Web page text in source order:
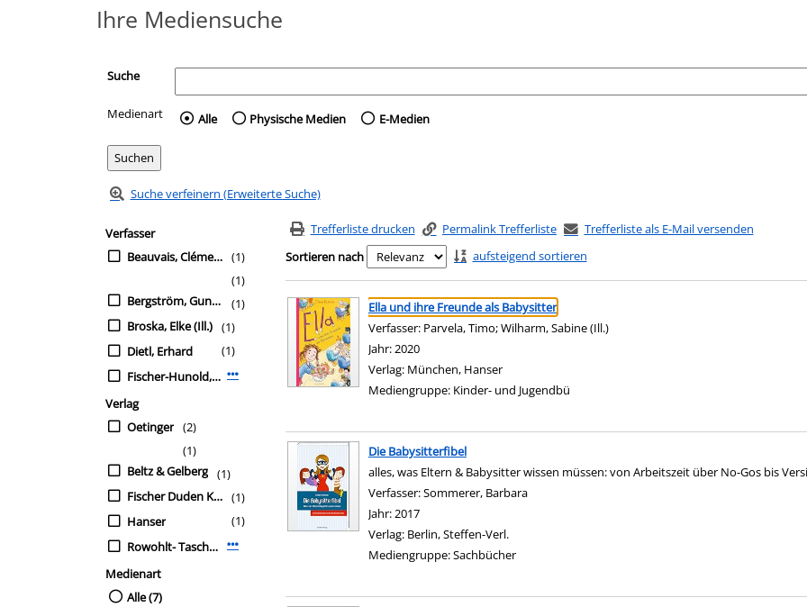
Ihre Mediensuche
Suche
Medienart Wählen Sie die Medienart nach der Sie suchen wollen.
Alle Physische Medien E-Medien
Suche verfeinern (Erweiterte Suche)
Suchfilter
Zur Trefferliste springen
Verfasser
Beauvais, Clémentine
(1)
Bergström, Gunilla
(1)
Broska, Elke (Ill.)
(1)
Dietl, Erhard
(1)
Fischer-Hunold, Alexandra
(1)
Mehr Verfasser-Filter anzeigen
Verlag
Oetinger (2)
Beltz & Gelberg
(1)
Fischer Duden Kinderbuch
(1)
Hanser
(1)
Rowohlt- Taschenbuch- Verl.
(1)
Medienart
Alle (7)
Trefferliste drucken Permalink Trefferliste
Trefferliste als E-Mail versenden
Sortieren nach
aufsteigend sortieren
Suchergebnis
Zu den Suchfiltern springen
Ella und ihre Freunde als Babysitter
Verfasser: Parvela, Timo;Wilharm, Sabine (Ill.)
Jahr:2020
Verlag: München, Hanser
Mediengruppe: Kinder- und Jugendbü
Die Babysitterfibel
alles, was Eltern & Babysitter wissen müssen: von Arbeitszeit über No-Gos bis
Verfasser:Sommerer, Barbara
Jahr:2017
Verlag: Berlin, Steffen-Verl.
Mediengruppe:Sachbücher